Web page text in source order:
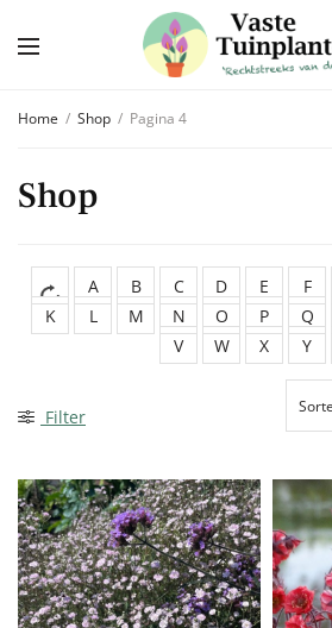
Home / Shop / Pagina 4
Shop
A B C D E F
K
L M N O P Q
V
W X Y
Filter